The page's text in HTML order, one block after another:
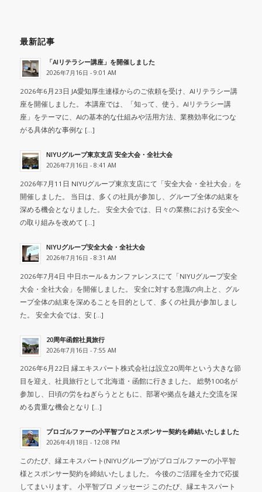
最新記事
「AIリテラシー講座」を開催しました
2026年7月16日 - 9:01 AM
2026年6月23日 JA愛知厚生連様からのご依頼を受け、AIリテラシー講
座を開催しました。 本講座では、「知って、使う。AIリテラシー講
座」をテーマに、AIの基本的な仕組みや活用方法、業務効率化につな
がる具体的な事例な […]
NIYUグループ東京支店 安全大会・全社大会
2026年7月16日 - 8:41 AM
2026年7月11日 NIYUグループ東京支店にて「安全大会・全社大会」を
開催しました。 当日は、多くの社員が参加し、グループ全体の結束を
深める機会となりました。 安全大会では、日々の業務における安全へ
の取り組みを改めて […]
NIYUグループ安全大会・全社大会
2026年7月16日 - 8:31 AM
2026年7月4日 中日ホール＆カンファレンスにて「NIYUグループ安全
大会・全社大会」を開催しました。 安全に対する意識の向上と、グル
ープ全体の結束を深めることを目的として、多くの社員が参加しまし
た。 安全大会では、安 […]
20周年函館社員旅行
2026年7月16日 - 7:55 AM
2026年6月22日 縁エキスパート株式会社は設立20周年という大きな節
目を迎え、社員旅行として北海道・函館に行きました。 総勢100名が
参加し、日頃の労をねぎらうとともに、部署や拠点を越えた交流を深
める貴重な機会となり […]
プロゴルファーの小平智プロとスポンサー契約を締結いたしました
2026年4月18日 - 12:08 PM
このたび、縁エキスパート(NIYUグループ)がプロゴルファーの小平智
様とスポンサー契約を締結いたしました。 今後のご活躍を全力で応援
してまいります。 小平智プロ メッセージ このたび、縁エキスパート